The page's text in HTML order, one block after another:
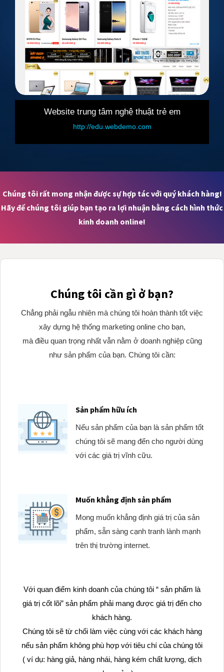
trung tâm nghệ thuật trẻ em
http://edu.webdemo.com
Chúng tôi rất mong nhận được sự hợp tác với quý khách hàng!
Hãy để chúng tôi giúp bạn tạo ra lợi nhuận bằng cách hình thức
kinh doanh online!
Chúng tôi cần gì ở bạn?
Chẳng phải ngẫu nhiên mà chúng tôi hoàn thành tốt việc
xây dựng hệ thống marketing online cho bạn,
mà điều quan trọng nhất vẫn nằm ở doanh nghiệp cũng
như sản phẩm của bạn. Chúng tôi cần:
Sản phẩm hữu ích
Nếu sản phẩm của bạn là sản phẩm tốt
chúng tôi sẽ mang đến cho người dùng
với các giá trị vĩnh cữu.
Muốn khẳng định sản phẩm
Mong muốn khẳng định giá trị của sản
phẩm, sẵn sàng cạnh tranh lành mạnh
trên thị trường internet.
Với quan điểm kinh doanh của chúng tôi “ sản phẩm là
giá trị cốt lõi” sản phẩm phải mang được giá trị đến cho
khách hàng.
Chúng tôi sẽ từ chối làm việc cùng với các khách hàng
nếu sản phẩm không phù hợp với tiêu chí của chúng tôi
( ví dụ: hàng giả, hàng nhái, hàng kém chất lượng, dịch